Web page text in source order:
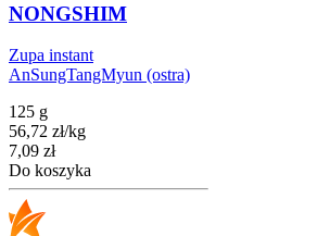
NONGSHIM
Zupa instant
AnSungTangMyun (ostra)
125 g
56,72 zł/kg
Cena
7,09 zł
Do koszyka